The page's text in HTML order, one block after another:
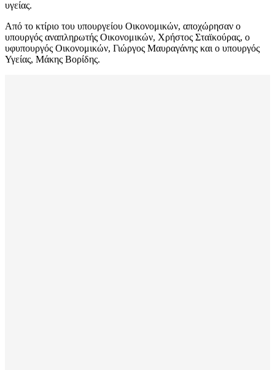
υγείας.
Από το κτίριο του υπουργείου Οικονομικών, αποχώρησαν ο
υπουργός αναπληρωτής Οικονομικών, Χρήστος Σταϊκούρας, ο
υφυπουργός Οικονομικών, Γιώργος Μαυραγάνης και ο υπουργός
Υγείας, Μάκης Βορίδης.